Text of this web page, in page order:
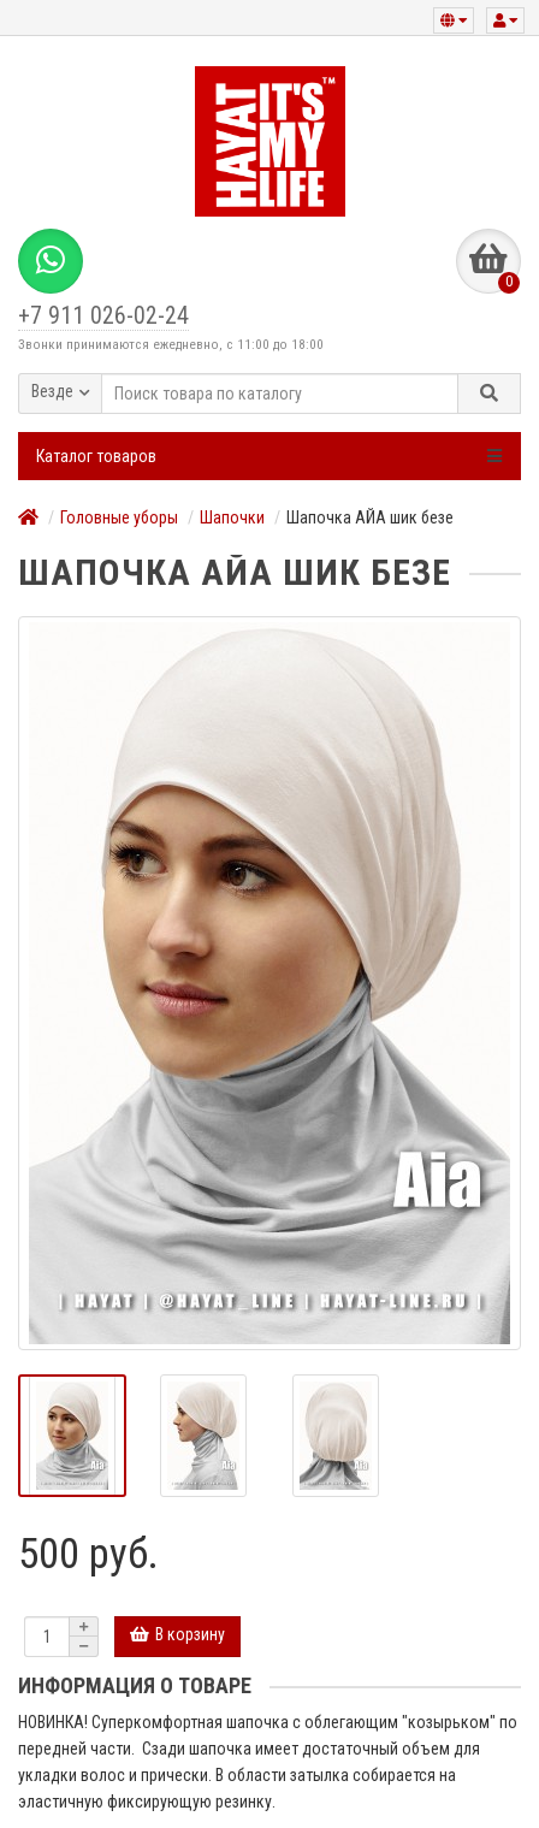
+7 911 026-02-24
Звонки принимаются ежедневно, с 11:00 до 18:00
0
Везде
Каталог товаров
Головные уборы Шапочки Шапочка АЙА шик безе
ШАПОЧКА АЙА ШИК БЕЗЕ
500 руб.
В корзину
ИНФОРМАЦИЯ О ТОВАРЕ
НОВИНКА! Суперкомфортная шапочка с облегающим "козырьком" по
передней части. Сзади шапочка имеет достаточный объем для
укладки волос и прически. В области затылка собирается на
эластичную фиксирующую резинку.